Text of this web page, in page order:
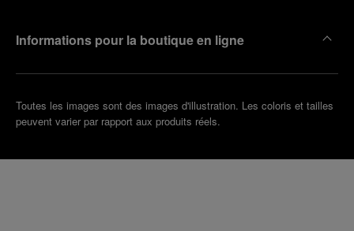
Informations pour la boutique en ligne
Toutes les images sont des images d'illustration. Les coloris et tailles
peuvent varier par rapport aux produits réels.